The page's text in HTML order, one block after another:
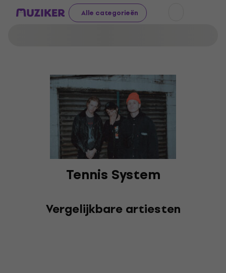
Alle categorieën
Tennis System
Vergelijkbare artiesten